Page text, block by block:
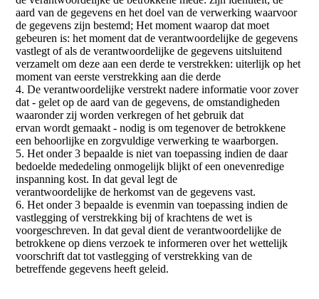
aard van de gegevens en het doel van de verwerking waarvoor
de gegevens zijn bestemd; Het moment waarop dat moet
gebeuren is: het moment dat de verantwoordelijke de gegevens
vastlegt of als de verantwoordelijke de gegevens uitsluitend
verzamelt om deze aan een derde te verstrekken: uiterlijk op het
moment van eerste verstrekking aan die derde
4. De verantwoordelijke verstrekt nadere informatie voor zover
dat - gelet op de aard van de gegevens, de omstandigheden
waaronder zij worden verkregen of het gebruik dat
ervan wordt gemaakt - nodig is om tegenover de betrokkene
een behoorlijke en zorgvuldige verwerking te waarborgen.
5. Het onder 3 bepaalde is niet van toepassing indien de daar
bedoelde mededeling onmogelijk blijkt of een onevenredige
inspanning kost. In dat geval legt de
verantwoordelijke de herkomst van de gegevens vast.
6. Het onder 3 bepaalde is evenmin van toepassing indien de
vastlegging of verstrekking bij of krachtens de wet is
voorgeschreven. In dat geval dient de verantwoordelijke de
betrokkene op diens verzoek te informeren over het wettelijk
voorschrift dat tot vastlegging of verstrekking van de
betreffende gegevens heeft geleid.